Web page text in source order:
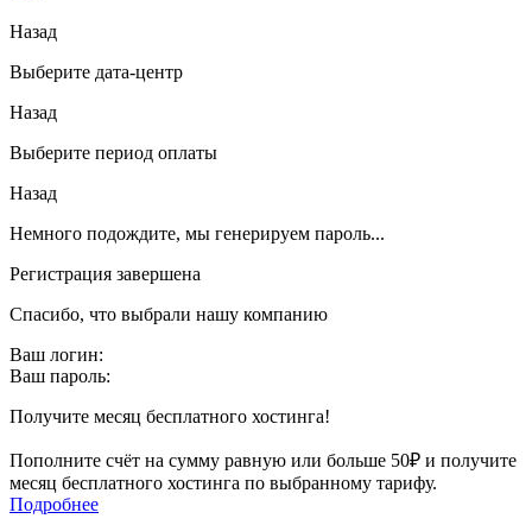
Назад
Выберите дата-центр
Назад
Выберите период оплаты
Назад
Немного подождите, мы генерируем пароль...
Регистрация завершена
Спасибо, что выбрали нашу компанию
Ваш логин:
Ваш пароль:
Получите месяц бесплатного хостинга!
Пополните счёт на сумму равную или больше 50₽ и получите
месяц бесплатного хостинга по выбранному тарифу.
Подробнее